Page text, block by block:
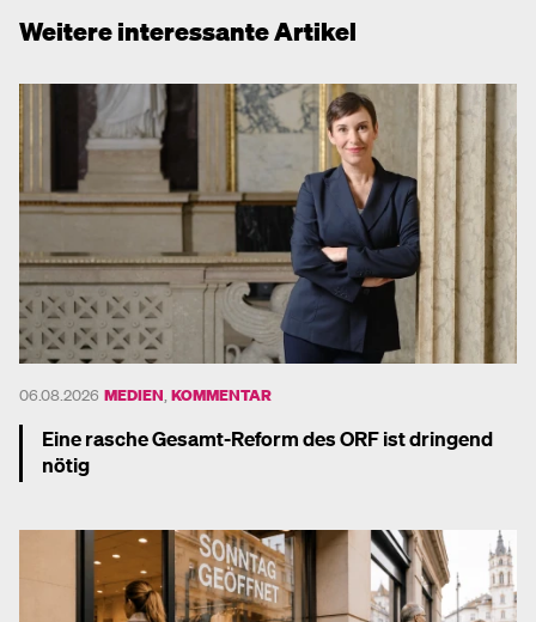
Weitere interessante Artikel
06.08.2026 MEDIEN KOMMENTAR
Eine rasche Gesamt-Reform des ORF ist dringend
nötig